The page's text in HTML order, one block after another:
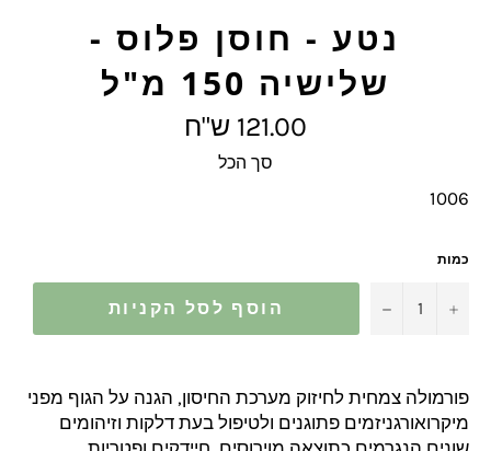
נטע - חוסן פלוס -
שלישיה 150 מ"ל
מחיר
מלא
121.00 ש"ח
סך הכל
1006
כמות
− + הוסף לסל הקניות
פורמולה צמחית לחיזוק מערכת החיסון, הגנה על הגוף מפני
מיקרואורגניזמים פתוגנים ולטיפול בעת דלקות וזיהומים